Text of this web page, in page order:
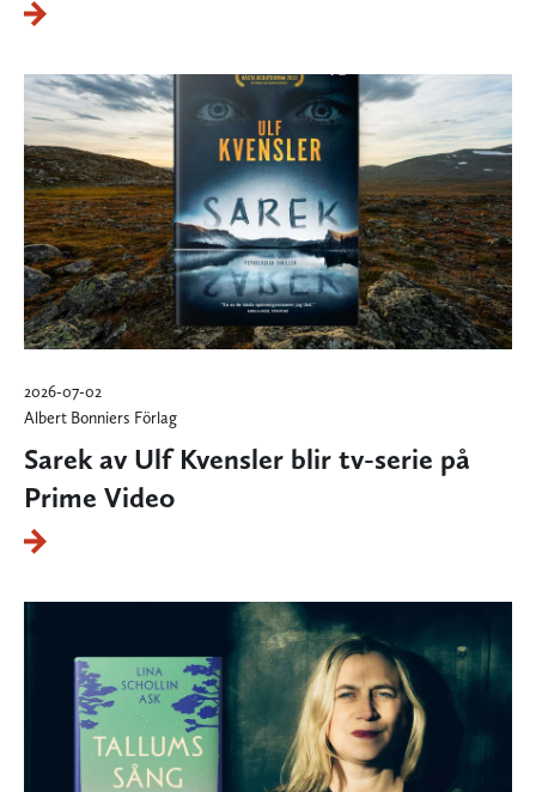
2026-07-02
Albert Bonniers Förlag
Sarek av Ulf Kvensler blir tv-serie på
Prime Video